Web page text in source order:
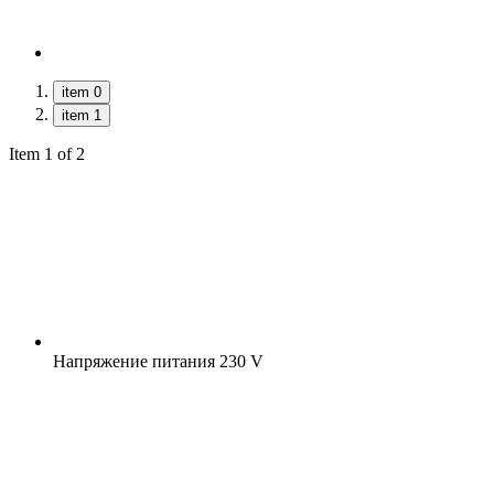
item 0
item 1
Item 1 of 2
Напряжение питания 230 V